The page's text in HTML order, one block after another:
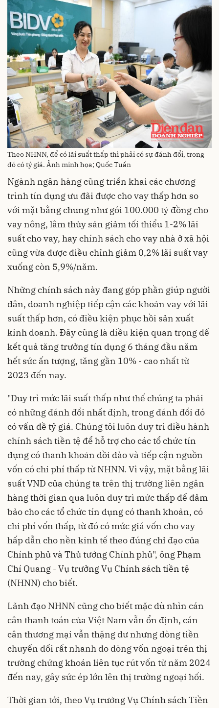
Theo NHNN, để có lãi suất thấp thì phải có sự đánh đổi, trong
đó có tỷ giá. Ảnh minh họa; Quốc Tuấn
Ngành ngân hàng cũng triển khai các chương
trình tín dụng ưu đãi được cho vay thấp hơn so
với mặt bằng chung như gói 100.000 tỷ đồng cho
vay nông, lâm thủy sản giảm tối thiểu 1-2% lãi
suất cho vay, hay chính sách cho vay nhà ở xã hội
cũng vừa được điều chỉnh giảm 0,2% lãi suất vay
xuống còn 5,9%/năm.
Những chính sách này đang góp phần giúp người
dân, doanh nghiệp tiếp cận các khoản vay với lãi
suất thấp hơn, có điều kiện phục hồi sản xuất
kinh doanh. Đây cũng là điều kiện quan trọng để
kết quả tăng trưởng tín dụng 6 tháng đầu năm
hết sức ấn tượng, tăng gần 10% - cao nhất từ
2023 đến nay.
"Duy trì mức lãi suất thấp như thế chúng ta phải
có những đánh đổi nhất định, trong đánh đổi đó
có vấn đề tỷ giá. Chúng tôi luôn duy trì điều hành
chính sách tiền tệ để hỗ trợ cho các tổ chức tín
dụng có thanh khoản dồi dào và tiếp cận nguồn
vốn có chi phí thấp từ NHNN. Vì vậy, mặt bằng lãi
suất VND của chúng ta trên thị trường liên ngân
hàng thời gian qua luôn duy trì mức thấp để đảm
bảo cho các tổ chức tín dụng có thanh khoản, có
chi phí vốn thấp, từ đó có mức giá vốn cho vay
hấp dẫn cho nền kinh tế theo đúng chỉ đạo của
Chính phủ và Thủ tướng Chính phủ", ông Phạm
Chí Quang - Vụ trưởng Vụ Chính sách tiền tệ
(NHNN) cho biết.
Lãnh đạo NHNN cũng cho biết mặc dù nhìn cán
cân thanh toán của Việt Nam vẫn ổn định, cán
cân thương mại vẫn thặng dư nhưng dòng tiền
chuyển đổi rất nhanh do dòng vốn ngoại trên thị
trường chứng khoán liên tục rút vốn từ năm 2024
đến nay, gây sức ép lớn lên thị trường ngoại hối.
Thời gian tới, theo Vụ trưởng Vụ Chính sách Tiền